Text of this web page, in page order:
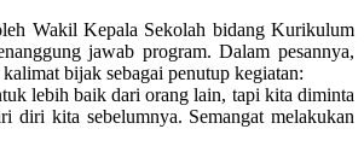
Wakil Kepala Sekolah bidang Kurikulum
jawab program. Dalam pesannya,
bijak sebagai penutup kegiatan:
lebih baik dari orang lain, tapi kita diminta
diri kita sebelumnya. Semangat melakukan